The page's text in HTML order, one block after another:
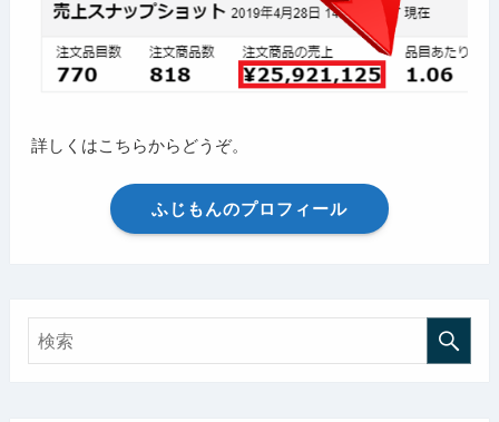
詳しくはこちらからどうぞ。
ふじもんのプロフィール